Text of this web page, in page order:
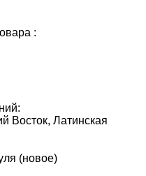
:
Восток, Латинская
(новое)